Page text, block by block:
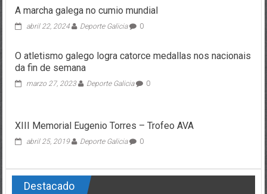
A marcha galega no cumio mundial
abril 22, 2024 Deporte Galicia 0
O atletismo galego logra catorce medallas nos nacionais
da fin de semana
marzo 27, 2023 Deporte Galicia 0
XIII Memorial Eugenio Torres – Trofeo AVA
abril 25, 2019 Deporte Galicia 0
Destacado